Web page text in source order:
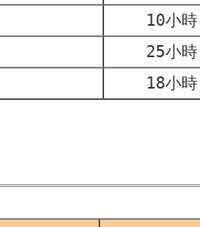
10小時
25小時
18小時